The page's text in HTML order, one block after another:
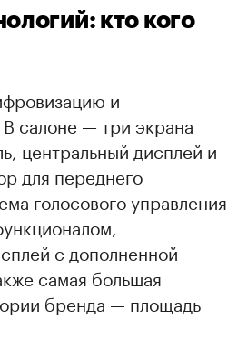
кто кого
и
салоне — три экрана
центральный дисплей и
для переднего
голосового управления
с дополненной
самая большая
бренда — площадь